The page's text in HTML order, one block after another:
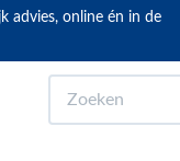
advies, online én in de